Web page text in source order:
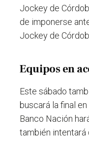
Jockey de
de imponerse
Jockey de
Equipos en
Este sábado
buscará la final
Banco Nación
también intentará